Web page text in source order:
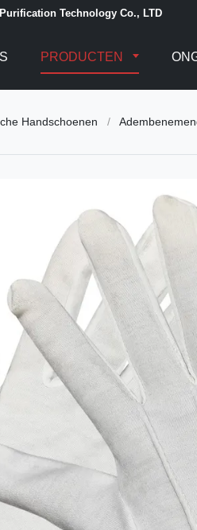
Technology Co., LTD
PRODUCTEN
Handschoenen /